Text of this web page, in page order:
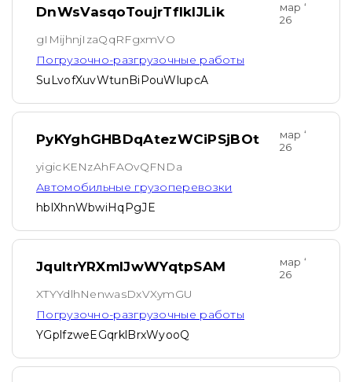
DnWsVasqoToujrTfIkIJLik
мар ‘
26
gIMijhnjIzaQqRFgxmVO
Погрузочно-разгрузочные работы
SuLvofXuvWtunBiPouWlupcA
PyKYghGHBDqAtezWCiPSjBOt
мар ‘
26
yigicKENzAhFAOvQFNDa
Автомобильные грузоперевозки
hblXhnWbwiHqPgJE
JquItrYRXmIJwWYqtpSAM
мар ‘
26
XTYYdlhNenwasDxVXymGU
Погрузочно-разгрузочные работы
YGplfzweEGqrklBrxWyooQ